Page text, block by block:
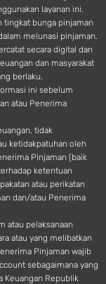
layanan ini.
tingkat bunga pinjaman
melunasi pinjaman.
secara digital dan
dan masyarakat
berlaku.
ini sebelum
atau Penerima
tidak
ketidakpatuhan oleh
Pinjaman (baik
ketentuan
atau perikatan
dan/atau Penerima
atau pelaksanaan
atau yang melibatkan
Pinjaman wajib
sebagaimana yang
Keuangan Republik